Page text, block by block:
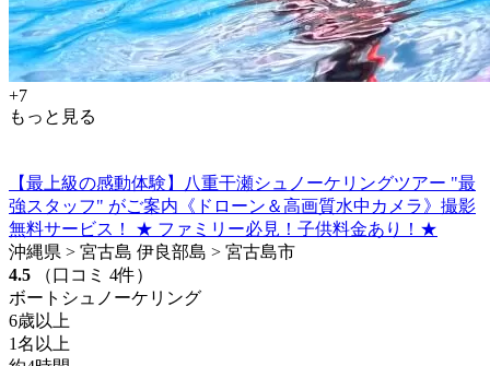
+7
もっと見る
【最上級の感動体験】八重干瀬シュノーケリングツアー "最
強スタッフ" がご案内《ドローン＆高画質水中カメラ》撮影
無料サービス！ ★ ファミリー必見！子供料金あり！★
沖縄県 > 宮古島 伊良部島 > 宮古島市
4.5
（口コミ 4件）
ボートシュノーケリング
6歳以上
1名以上